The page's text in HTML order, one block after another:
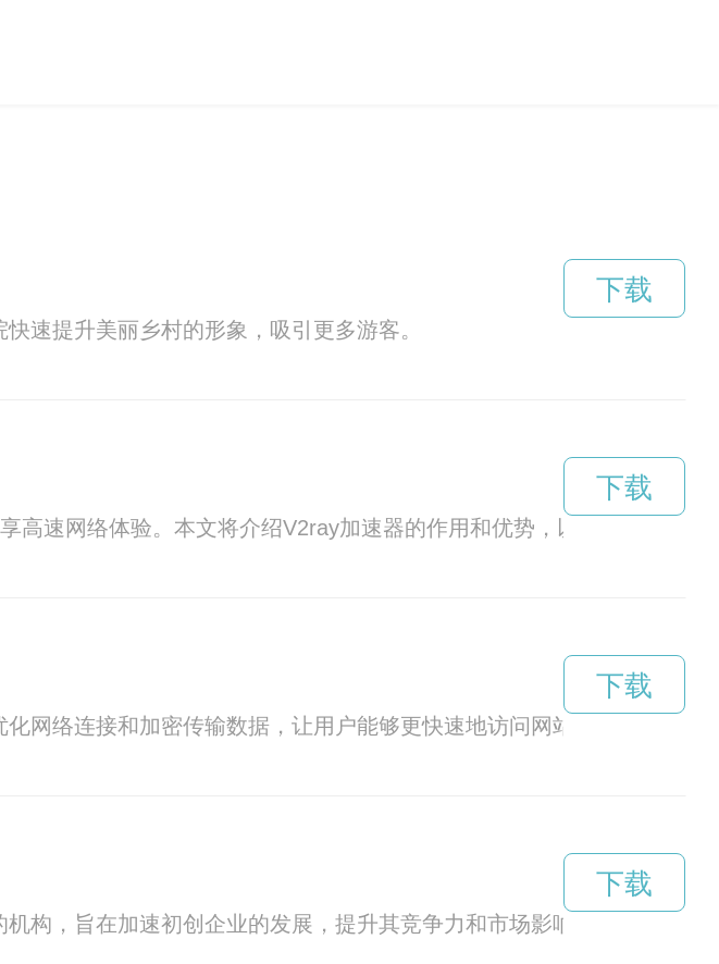
速提升美丽乡村的形象，吸引更多游客。
下载
高速网络体验。本文将介绍V2ray加速器的作用和优势，以及如何使用它
下载
网络连接和加密传输数据，让用户能够更快速地访问网站、观看视频、
下载
构，旨在加速初创企业的发展，提升其竞争力和市场影响力。通过提
下载